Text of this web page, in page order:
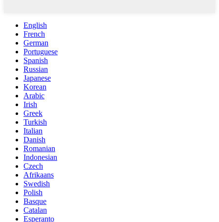
English
French
German
Portuguese
Spanish
Russian
Japanese
Korean
Arabic
Irish
Greek
Turkish
Italian
Danish
Romanian
Indonesian
Czech
Afrikaans
Swedish
Polish
Basque
Catalan
Esperanto